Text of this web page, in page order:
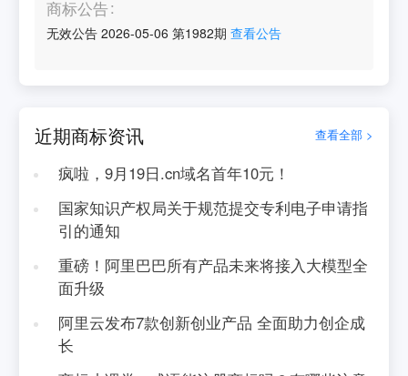
商标公告
无效公告 2026-05-06 第1982期 查看公告
近期商标资讯 查看全部 >
疯啦，9月19日.cn域名首年10元！
国家知识产权局关于规范提交专利电子申请指
引的通知
重磅！阿里巴巴所有产品未来将接入大模型全
面升级
阿里云发布7款创新创业产品 全面助力创企成
长